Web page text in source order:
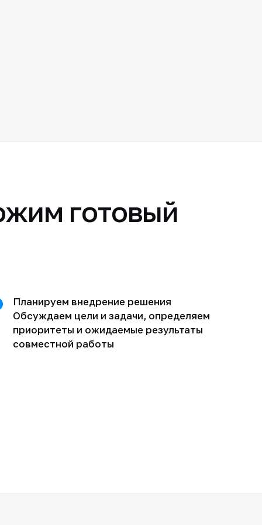
готовый
Планируем внедрение решения
Обсуждаем цели и задачи, определяем
приоритеты и ожидаемые результаты
совместной работы